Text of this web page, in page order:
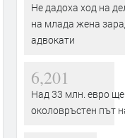
От 9 август приключва
двойното етикетиране
Не дадоха ход на
на млада жена
адвокати
6,201
Над 33 млн. евро
околовръстен път